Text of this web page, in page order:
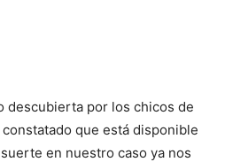
descubierta por los chicos de
que está disponible
en nuestro caso ya nos